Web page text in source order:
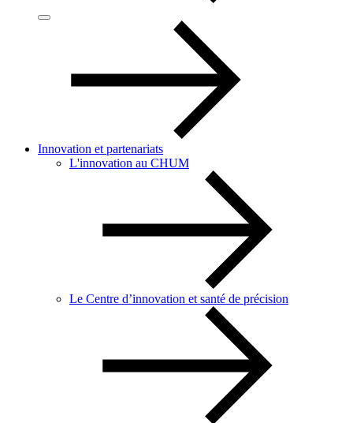
Innovation et partenariats
L'innovation au CHUM
Le Centre d’innovation et santé de précision